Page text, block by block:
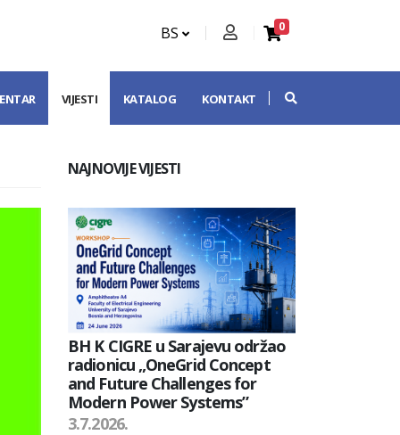
BS 0
VIJESTI KATALOG KONTAKT
NAJNOVIJE VIJESTI
BH K CIGRE u Sarajevu održao
radionicu „OneGrid Concept
and Future Challenges for
Modern Power Systems”
3.7.2026.